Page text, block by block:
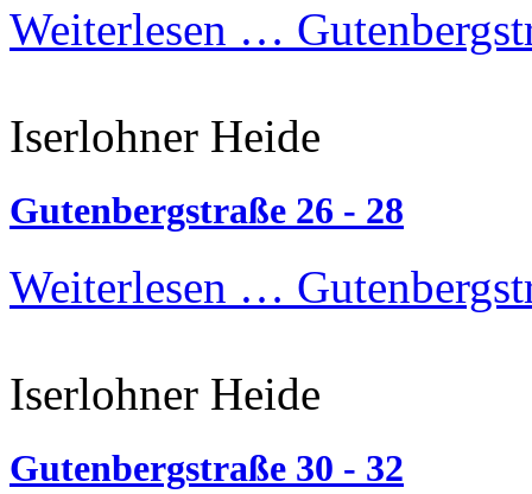
Weiterlesen …
Iserlohner Heide
Gutenbergstraße 26 - 28
Weiterlesen …
Iserlohner Heide
Gutenbergstraße 30 - 32